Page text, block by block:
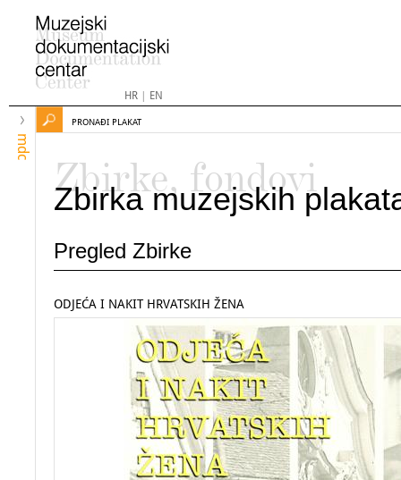
HR| EN
mdc
PRONAĐI PLAKAT
Zbirke, fondovi
Zbirka muzejskih
Pregled Zbirke
ODJEĆA I NAKIT HRVATSKIH ŽENA